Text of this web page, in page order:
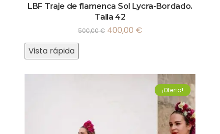
LBF Traje de flamenca Sol Lycra-Bordado.
Talla 42
500,00€ 400,00 €
Vista rápida
¡Oferta!